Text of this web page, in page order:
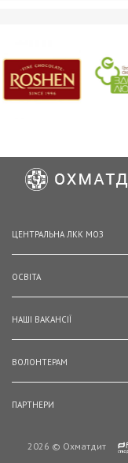
ЦЕНТРАЛЬНА ЛКК МОЗ
ОСВІТА
НАШІ ВАКАНСІЇ
ВОЛОНТЕРАМ
ПАРТНЕРИ
2026 © Охматдит